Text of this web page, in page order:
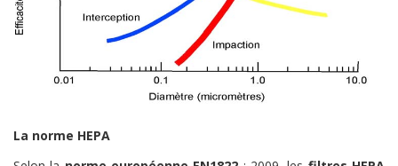
La norme HEPA